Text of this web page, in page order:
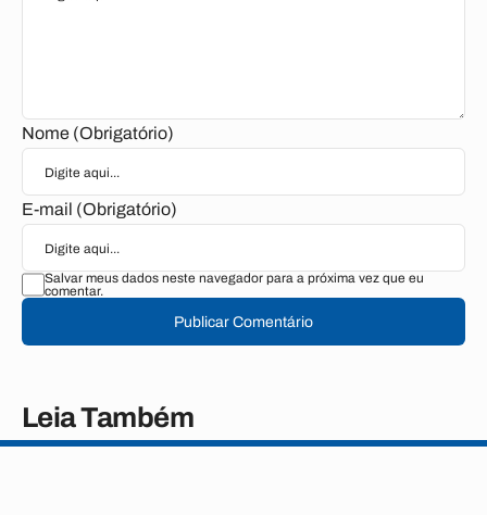
Nome (Obrigatório)
E-mail (Obrigatório)
Salvar meus dados neste navegador para a próxima vez que eu
comentar.
Publicar Comentário
Leia Também